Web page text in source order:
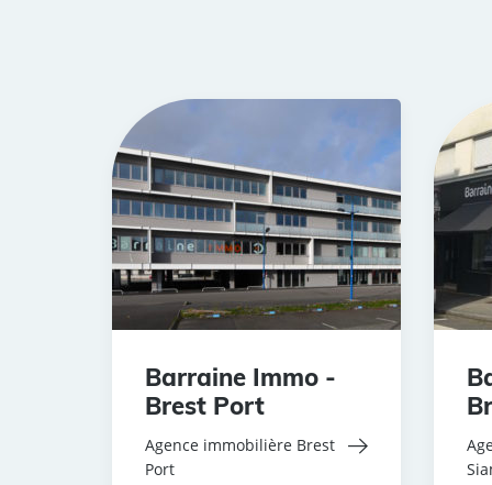
Barraine Immo -
Brest Port
Agence immobilière Brest
Port